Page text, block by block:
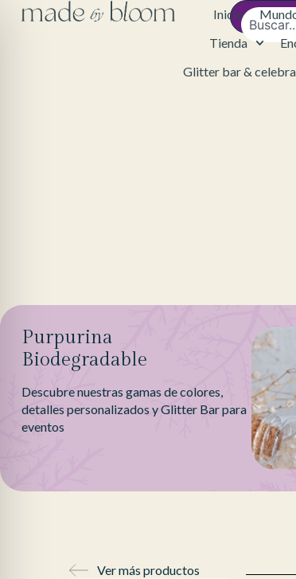
Inicio
Tienda
Glitter bar &
Purpurina
Biodegradable
Descubre nuestras gamas de colores,
detalles personalizados y Glitter Bar para
eventos
Ver más productos